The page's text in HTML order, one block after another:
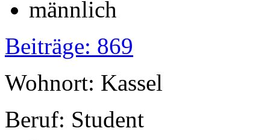
Beiträge: 869
Wohnort: Kassel
Beruf: Student